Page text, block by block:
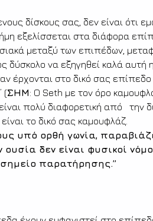
δίσκους σας, δεν είναι ότι
εξελίσσεται στα διάφορα
μεταξύ των επιπέδων,
δύσκολο να εξηγηθεί καλά
έρχονται στο δικό σας επίπεδο
(ΣΗΜ: O Seth με τον όρο
πολύ διαφορετική από   την
το δικό σας καμουφλάζ.
υπό ορθή γωνία,
δεν είναι φυσικοί
σημείο παρατήρησης.”